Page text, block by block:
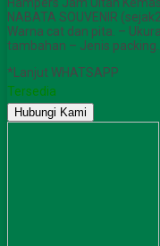
NABATA SOUVENIR
Warna cat dan pita. –
tambahan – Jenis packing…
*Lanjut WHATSAPP
Tersedia
Hubungi Kami